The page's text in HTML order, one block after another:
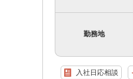
勤務地
入社日応相談